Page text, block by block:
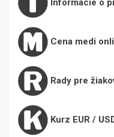
Informácie o
Cena medi
Rady pre
Kurz EUR /